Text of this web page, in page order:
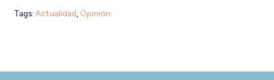
Tags: Actualidad Opinión